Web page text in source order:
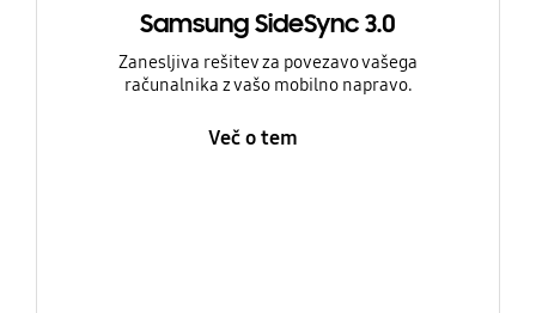
Samsung SideSync 3.0
Zanesljiva rešitev za povezavo vašega
računalnika z vašo mobilno napravo.
Več o tem